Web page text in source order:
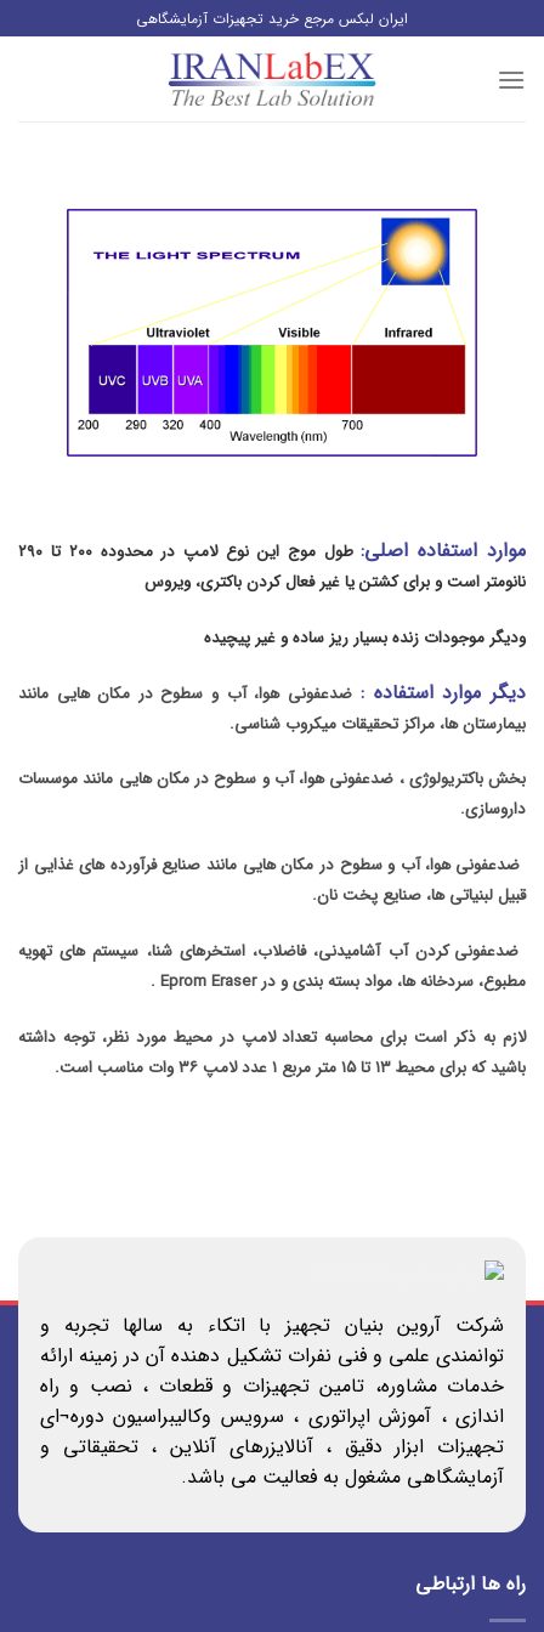
از
محتوا
ایران لبکس مرجع خرید تجهیزات آزمایشگاهی
موارد استفاده اصلی:
طول موج این نوع لامپ در محدوده ۲۰۰ تا ۲۹۰
نانومتر است و برای کشتن یا غیر فعال کردن باکتری، ویروس
ودیگر موجودات زنده بسیار ریز ساده و غیر پیچیده
دیگر موارد استفاده : ضدعفونی هوا، آب و سطوح در مکان هایی مانند
بیمارستان ها، مراکز تحقیقات میکروب شناسی.
بخشباکتریولوژی ، ضدعفونی هوا، آب و سطوح در مکان هایی مانند موسسات
داروسازی.
ضدعفونی هوا، آب و سطوح در مکان هایی مانند صنایع فرآورده های غذایی از
قبیل لبنیاتی ها، صنایع پخت نان.
ضدعفونی کردن آب آشامیدنی، فاضلاب، استخرهای شنا، سیستم های تهویه
مطبوع، سردخانه ها، مواد بسته بندیو درEprom Eraser .
لازم به ذکر است برای محاسبه تعداد لامپ در محیط مورد نظر، توجه داشته
باشید کهبرای محیط۱۳تا۱۵متر مربع ۱ عدد لامپ ۳۶وات مناسب است.
شرکت آروین بنیان تجهیز با اتکاء به سالها تجربه و
توانمندی علمی و فنی نفرات تشکیل دهنده آن در زمینه ارائه
خدمات مشاوره، تامین تجهیزات و قطعات ، نصب و راه
اندازی ، آموزش اپراتوری ، سرویس وکالیبراسیون دوره¬ای
تجهیزات ابزار دقیق ، آنالایزرهای آنلاین ، تحقیقاتی و
آزمایشگاهی مشغول به فعالیت می باشد.
راه ها ارتباطی